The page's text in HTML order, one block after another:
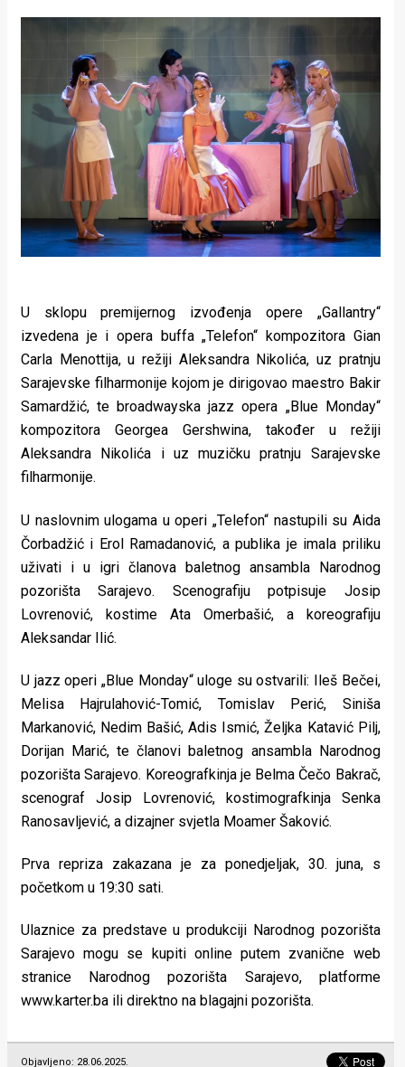
U sklopu premijernog izvođenja opere „Gallantry“
izvedena je i opera buffa „Telefon“ kompozitora Gian
Carla Menottija, u režiji Aleksandra Nikolića, uz pratnju
Sarajevske filharmonije kojom je dirigovao maestro Bakir
Samardžić, te broadwayska jazz opera „Blue Monday“
kompozitora Georgea Gershwina, također u režiji
Aleksandra Nikolića i uz muzičku pratnju Sarajevske
filharmonije.
U naslovnim ulogama u operi „Telefon“ nastupili su Aida
Čorbadžić i Erol Ramadanović, a publika je imala priliku
uživati i u igri članova baletnog ansambla Narodnog
pozorišta Sarajevo. Scenografiju potpisuje Josip
Lovrenović, kostime Ata Omerbašić, a koreografiju
Aleksandar Ilić.
U jazz operi „Blue Monday“ uloge su ostvarili: Ileš Bečei,
Melisa Hajrulahović-Tomić, Tomislav Perić, Siniša
Markanović, Nedim Bašić, Adis Ismić, Željka Katavić Pilj,
Dorijan Marić, te članovi baletnog ansambla Narodnog
pozorišta Sarajevo. Koreografkinja je Belma Čečo Bakrač,
scenograf Josip Lovrenović, kostimografkinja Senka
Ranosavljević, a dizajner svjetla Moamer Šaković.
Prva repriza zakazana je za ponedjeljak, 30. juna, s
početkom u 19:30 sati.
Ulaznice za predstave u produkciji Narodnog pozorišta
Sarajevo mogu se kupiti online putem zvanične web
stranice Narodnog pozorišta Sarajevo, platforme
www.karter.ba ili direktno na blagajni pozorišta.
Objavljeno: 28.06.2025.